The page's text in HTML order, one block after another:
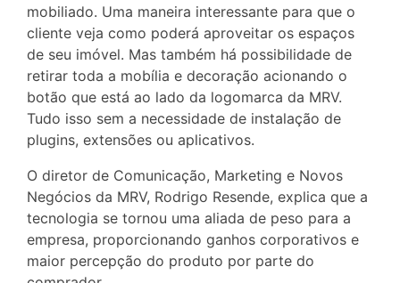
mobiliado. Uma maneira interessante para que o
cliente veja como poderá aproveitar os espaços
de seu imóvel. Mas também há possibilidade de
retirar toda a mobília e decoração acionando o
botão que está ao lado da logomarca da MRV.
Tudo isso sem a necessidade de instalação de
plugins, extensões ou aplicativos.
O diretor de Comunicação, Marketing e Novos
Negócios da MRV, Rodrigo Resende, explica que a
tecnologia se tornou uma aliada de peso para a
empresa, proporcionando ganhos corporativos e
maior percepção do produto por parte do